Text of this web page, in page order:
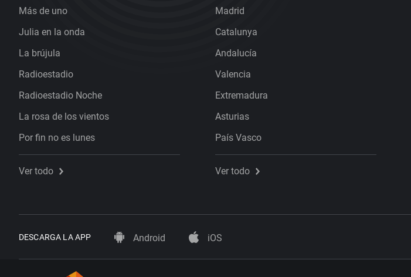
Más de uno
Julia en la onda
La brújula
Radioestadio
Radioestadio Noche
La rosa de los vientos
Por fin no es lunes
Ver todo
Madrid
Catalunya
Andalucía
Valencia
Extremadura
Asturias
País Vasco
Ver todo
DESCARGA LA APP Android iOS